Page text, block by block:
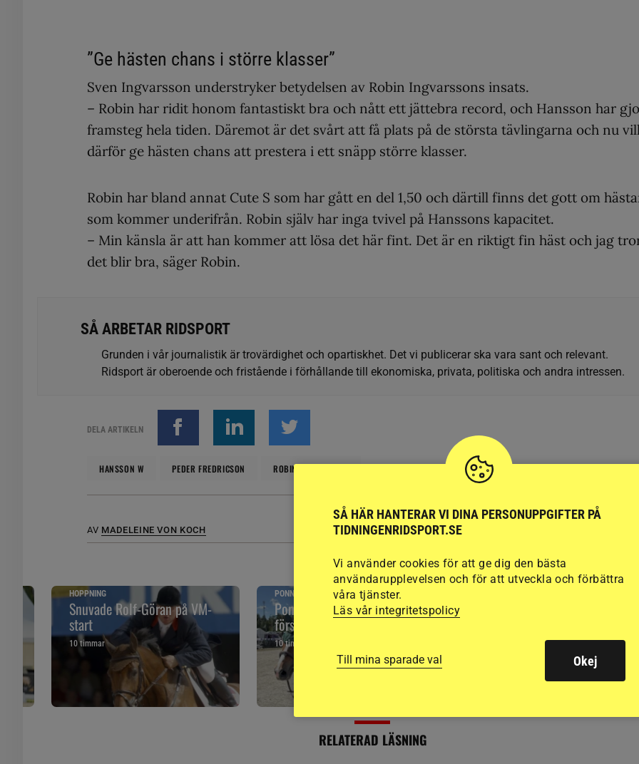
”Ge hästen chans i större klasser”
Sven Ingvarsson understryker betydelsen av Robin Ingvarssons insats.
– Robin har ridit honom fantastiskt bra och nått ett jättebra record, och Hansson har
framsteg hela tiden. Däremot är det svårt att få plats på de största tävlingarna och nu
därför ge hästen chans att prestera i ett snäpp större klasser.
Robin har bland annat Cute S som har gått en del 1,50 och därtill finns det gott om
som kommer underifrån. Robin själv har inga tvivel på Hanssons kapacitet.
– Min känsla är att han kommer att lösa det här fint. Det är en riktigt fin häst och jag
det blir bra, säger Robin.
SÅ ARBETAR RIDSPORT
Grunden i vår journalistik är trovärdighet och opartiskhet. Det vi publicerar ska vara sant och relevant.
Ridsport är oberoende och fristående i förhållande till ekonomiska, privata, politiska och andra intressen.
DELA ARTIKELN
HANSSON W PEDER FREDRICSON ROBIN INGVARSSON
AV MADELEINE VON KOCH
SENAST
HOPPNING
Snuvade Rolf-Göran på VM-
start
10 timmar
PONNYPAPPAN
Ponnypappan: Kärlek från
första gnägget
10 timmar
RELATERAD LÄSNING
SÅ HÄR HANTERAR VI DINA PERSONUPPGIFTER PÅ
TIDNINGENRIDSPORT.SE
Vi använder cookies för att ge dig den bästa
användarupplevelsen och för att utveckla och förbättra
våra tjänster.
Läs vår integritetspolicy
Till mina sparade val Okej